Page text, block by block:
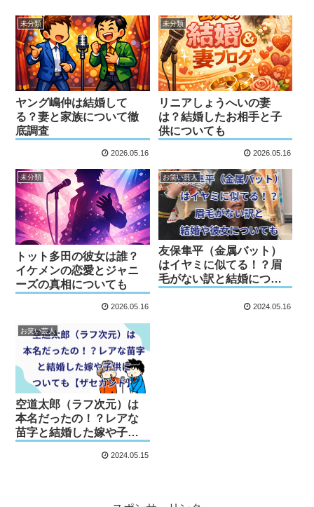
未分類
ヤング嶋仲は結婚して
る？妻と家族について徹
底調査
2026.05.16
未分類
リニアしょうへいの妻
は？結婚したお相手と子
供についても
2026.05.16
未分類
トット多田の彼女は誰？
イケメンの恋愛とジャニ
ーズの真相についても
2026.05.16
お笑い芸人
友保隼平（金属バット）
はイヤミに似てる！？眉
毛がない訳と結婚につい
2024.05.16
お笑い芸人
空道太郎（ラフ次元）は
本名だったの！？レアな
苗字と結婚した嫁や子供
2024.05.15